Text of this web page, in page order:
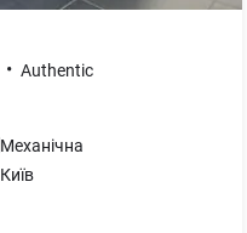
• Authentic
Механічна
Київ